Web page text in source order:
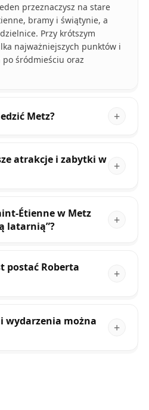
przeznaczysz na stare
bramy i świątynie, a
Przy krótszym
najważniejszych punktów i
śródmieściu oraz
Metz?
atrakcje i zabytki w
Étienne w Metz
latarnią”?
postać Roberta
wydarzenia można